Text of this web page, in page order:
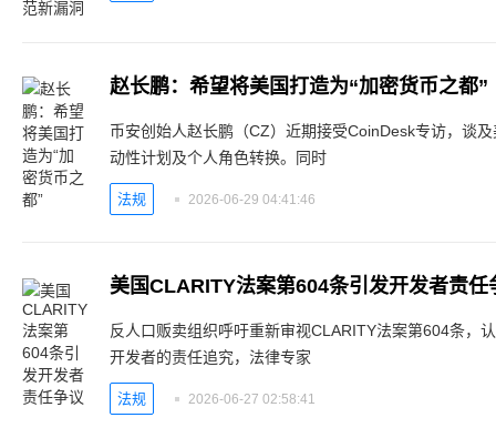
赵长鹏：希望将美国打造为“加密货币之都”
币安创始人赵长鹏（CZ）近期接受CoinDesk专访，谈
动性计划及个人角色转换。同时
法规 2026-06-29 04:41:46
美国CLARITY法案第604条引发开发者责任
反人口贩卖组织呼吁重新审视CLARITY法案第604条，
开发者的责任追究，法律专家
法规 2026-06-27 02:58:41